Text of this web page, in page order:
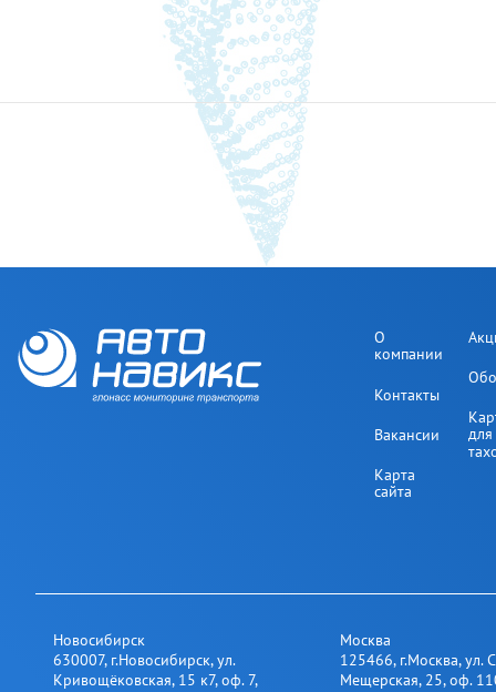
О
компании
Контакты
Вакансии
Карта
сайта
для
Новосибирск
630007, г.Новосибирск,ул.
Кривощёковская, 15 к7, оф. 7,
Москва
125466, г.Москва,ул.
Мещерская, 25​, оф.